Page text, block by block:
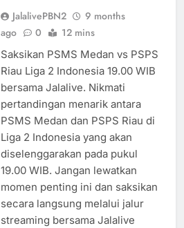
JalalivePBN2
9 months
ago
0 12 mins
Saksikan PSMS Medan vs PSPS
Riau Liga 2 Indonesia 19.00 WIB
bersama Jalalive. Nikmati
pertandingan menarik antara
PSMS Medan dan PSPS Riau di
Liga 2 Indonesia yang akan
diselenggarakan pada pukul
19.00 WIB. Jangan lewatkan
momen penting ini dan saksikan
secara langsung melalui jalur
streaming bersama Jalalive